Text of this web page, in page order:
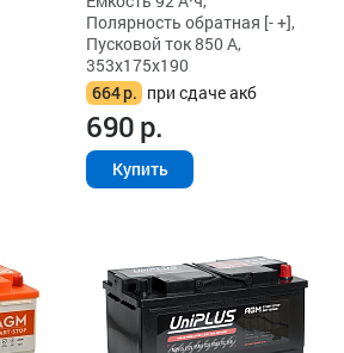
Полярность обратная [- +],
Пусковой ток 850 А,
353x175x190
664р. при сдаче акб
690р.
Купить